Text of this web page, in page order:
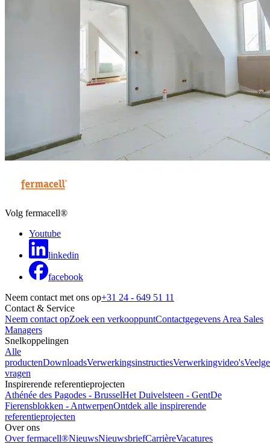
Volg fermacell®
Youtube
linkedin
facebook
Neem contact met ons op+31 24 - 649 51 11
Contact & Service
Neem contact opZoek een verkooppuntContactgegevens Area Sales
Managers
Snelkoppelingen
Alle
productenDownloadsVerwerkingsinstructiesVerwerkingvideo's
vragen
Inspirerende referentieprojecten
Athénée des Pagodes - BrusselHet Duivelsteen - GentDe
Fierensblokken - AntwerpenOntdek alle inspirerende
referentieprojecten
Over ons
Over fermacell®NieuwsNieuwsbriefCarrièreVacatures